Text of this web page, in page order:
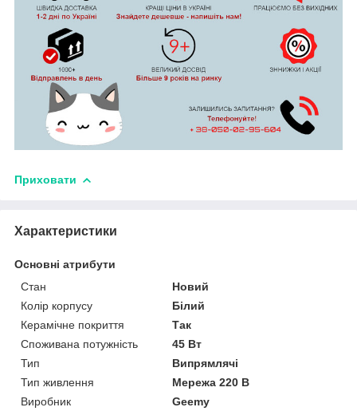
Приховати
Характеристики
Основні атрибути
Стан
Новий
Колір корпусу
Білий
Керамічне покриття
Так
Споживана потужність
45 Вт
Тип
Випрямлячі
Тип живлення
Мережа 220 В
Виробник
Geemy